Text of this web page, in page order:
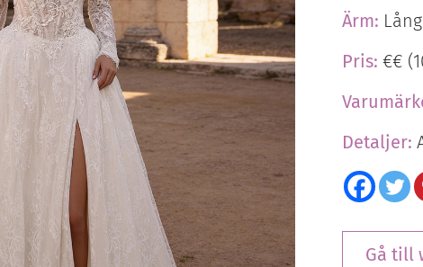
Ärm:
Pris: €€
Detaljer:
Gå till